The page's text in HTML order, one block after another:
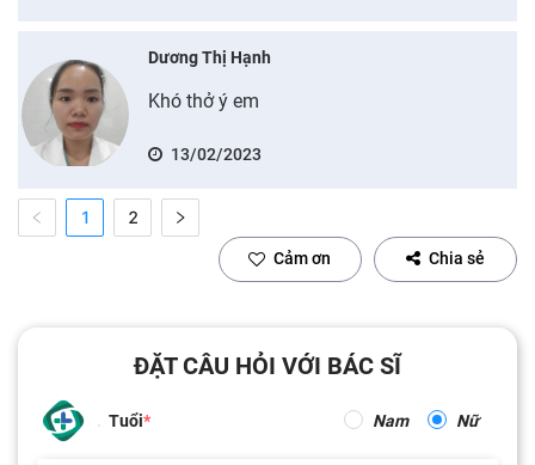
Dương Thị Hạnh
Khó thở ý em
13/02/2023
1 2
Cảm ơn Chia sẻ
ĐẶT CÂU HỎI VỚI BÁC SĨ
Tuổi Nam Nữ